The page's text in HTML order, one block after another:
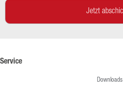
Service
Downloads